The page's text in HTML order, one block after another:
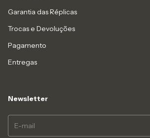
Garantia das Réplicas
Trocas e Devoluções
Pagamento
Entregas
Newsletter